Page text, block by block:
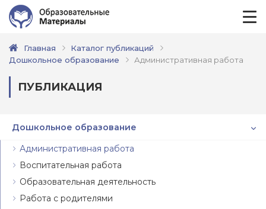
Главная
Каталог публикаций
Дошкольное образование
Административная работа
ПУБЛИКАЦИЯ
Дошкольное образование
Административная работа
Воспитательная работа
Образовательная деятельность
Работа с родителями